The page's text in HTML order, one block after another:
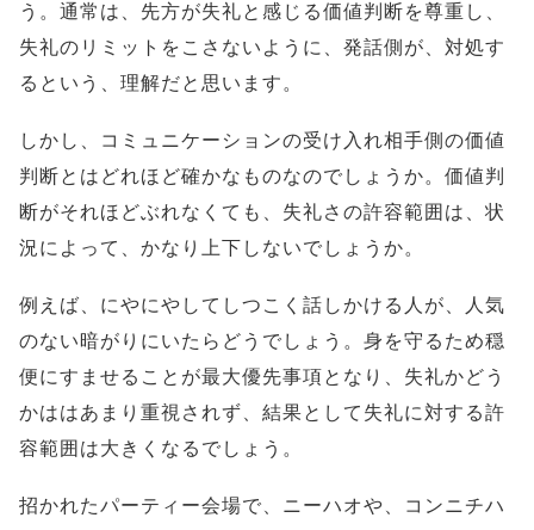
う。通常は、先方が失礼と感じる価値判断を尊重し、
失礼のリミットをこさないように、発話側が、対処す
るという、理解だと思います。
しかし、コミュニケーションの受け入れ相手側の価値
判断とはどれほど確かなものなのでしょうか。価値判
断がそれほどぶれなくても、失礼さの許容範囲は、状
況によって、かなり上下しないでしょうか。
例えば、にやにやしてしつこく話しかける人が、人気
のない暗がりにいたらどうでしょう。身を守るため穏
便にすませることが最大優先事項となり、失礼かどう
かははあまり重視されず、結果として失礼に対する許
容範囲は大きくなるでしょう。
招かれたパーティー会場で、ニーハオや、コンニチハ